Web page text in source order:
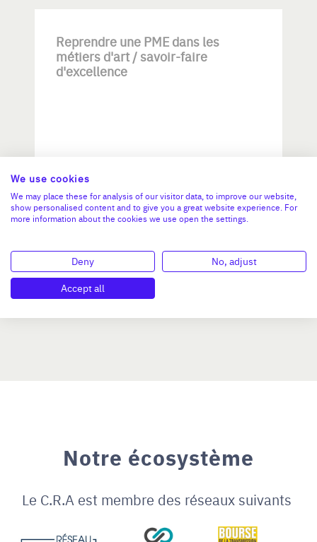
Reprendre une PME dans les
métiers d'art / savoir-faire
d'excellence
Investissement max:
>2 M€ et <= 5 M€
Notre écosystème
Le C.R.A est membre des réseaux suivants
We use cookies
We may place these for analysis of our visitor data, to improve our website,
show personalised content and to give you a great website experience. For
more information about the cookies we use open the settings.
Deny
No, adjust
Accept all